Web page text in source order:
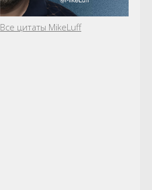
Все цитаты MikeLuff